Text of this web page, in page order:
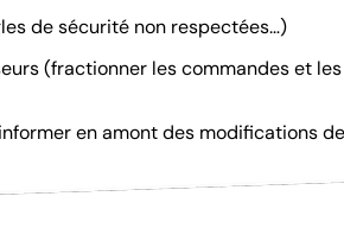
de sécurité non respectées…)
(fractionner les commandes et
en amont des modifications